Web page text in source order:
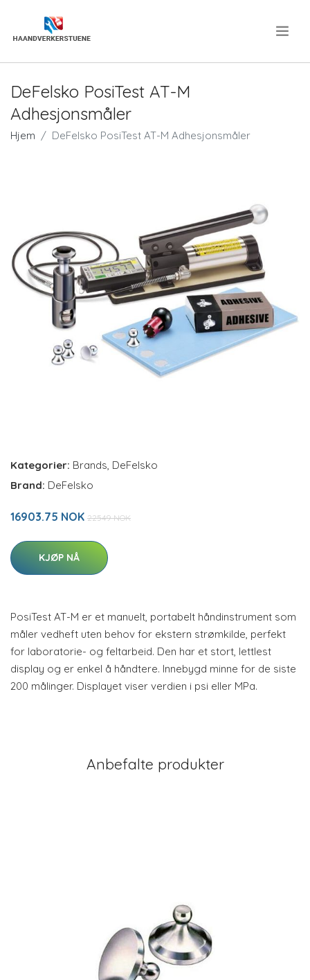
DeFelsko PosiTest AT-M
Adhesjonsmåler
Hjem DeFelsko PosiTest AT-M Adhesjonsmåler
Kategorier: Brands, DeFelsko
Brand: DeFelsko
16903.75 NOK 22549 NOK
KJØP NÅ
PosiTest AT-M er et manuelt, portabelt håndinstrument som
måler vedheft uten behov for ekstern strømkilde, perfekt
for laboratorie- og feltarbeid. Den har et stort, lettlest
display og er enkel å håndtere. Innebygd minne for de siste
200 målinger. Displayet viser verdien i psi eller MPa.
Anbefalte produkter